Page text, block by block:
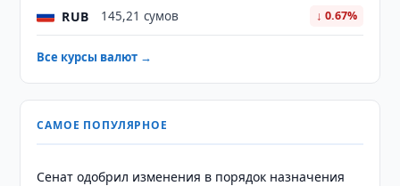
RUB 145,21 сумов ↓ 0.67%
Все курсы валют →
САМОЕ ПОПУЛЯРНОЕ
Сенат одобрил изменения в порядок назначения